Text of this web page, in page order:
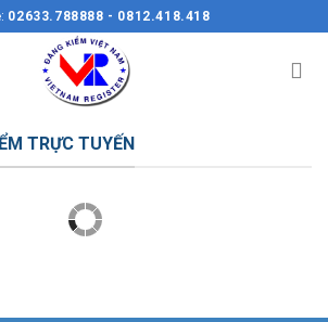
02633.788888 - 0812.418.418
TRỰC TUYẾN